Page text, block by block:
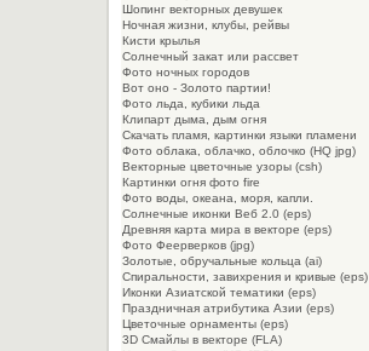
Шопинг векторных девушек
Ночная жизни, клубы, рейвы
Кисти крылья
Солнечный закат или рассвет
Фото ночных городов
Вот оно - Золото партии!
Фото льда, кубики льда
Клипарт дыма, дым огня
Cкачать пламя, картинки языки пламени
Фото облака, облачко, облочко (HQ jpg)
Векторные цветочные узоры (csh)
Картинки огня фото fire
Фото воды, океана, моря, капли.
Солнечные иконки Веб 2.0 (eps)
Древняя карта мира в векторе (eps)
Фото Феерверков (jpg)
Золотые, обручальные кольца (ai)
Спиральности, завихрения и кривые (eps)
Иконки Азиатской тематики (eps)
Праздничная атрибутика Азии (eps)
Цветочные орнаменты (eps)
3D Смайлы в векторе (FLA)